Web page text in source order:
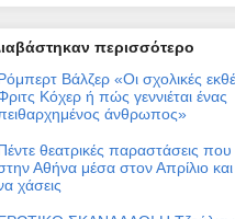
περισσότερο
Βάλζερ «Οι σχολικές
Κόχερ ή πώς γεννιέται ένας
άνθρωπος»
θεατρικές παραστάσεις που
Αθήνα μέσα στον Απρίλιο
χάσεις